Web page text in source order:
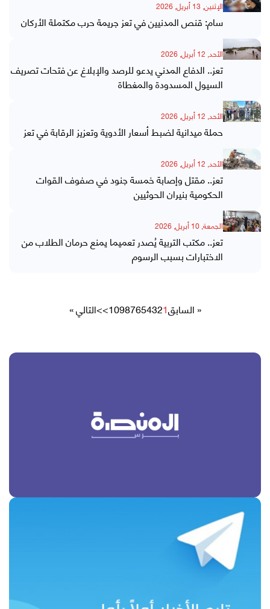
الإثنين, 13 أبريل, 2026
سام: قنص المدنيين في تعز جريمة حرب مكتملة الأركان
الأحد, 12 أبريل, 2026
تعز.. الدفاع المدني يدعو للرصد والإبلاغ عن فتحات تصريف
السيول المسدودة والمغطاة
الأحد, 12 أبريل, 2026
حملة ميدانية لضبط أسعار الأدوية وتعزيز الرقابة في تعز
الأحد, 12 أبريل, 2026
تعز.. مقتل وإصابة خمسة جنود في صفوف القوات
الحكومية بنيران الحوثيين
الجمعة, 10 أبريل, 2026
تعز.. مكتب التربية يُصدر تعميما يمنع حرمان الطلاب من
الاختبارات بسبب الرسوم
« السابق1
2
3
4
5
6
7
8
9
10
>>التالي »